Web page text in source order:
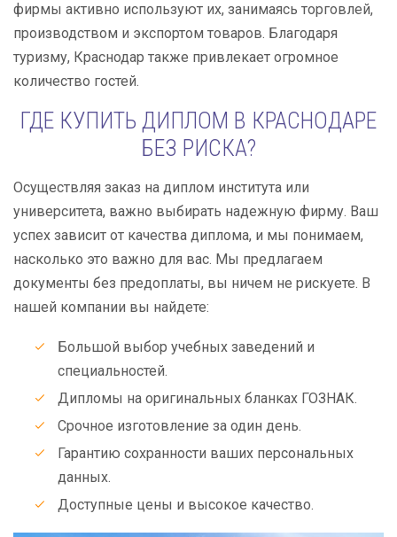
фирмы активно используют их, занимаясь торговлей,
производством и экспортом товаров. Благодаря
туризму, Краснодар также привлекает огромное
количество гостей.
ГДЕ КУПИТЬ ДИПЛОМ В КРАСНОДАРЕ
БЕЗ РИСКА?
Осуществляя заказ на диплом института или
университета, важно выбирать надежную фирму. Ваш
успех зависит от качества диплома, и мы понимаем,
насколько это важно для вас. Мы предлагаем
документы без предоплаты, вы ничем не рискуете. В
нашей компании вы найдете:
Большой выбор учебных заведений и
специальностей.
Дипломы на оригинальных бланках ГОЗНАК.
Срочное изготовление за один день.
Гарантию сохранности ваших персональных
данных.
Доступные цены и высокое качество.